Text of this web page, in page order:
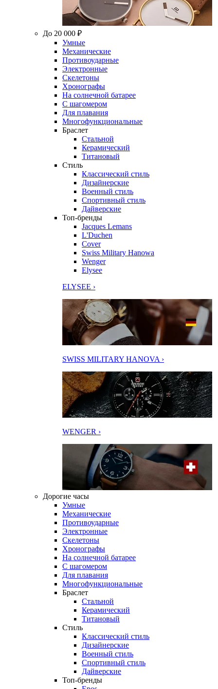
До 20 000 ₽
Умные
Механические
Противоударные
Электронные
Скелетоны
Хронографы
На солнечной батарее
С шагомером
Для плавания
Многофункциональные
Браслет
Стальной
Керамический
Титановый
Стиль
Классический стиль
Дизайнерские
Военный стиль
Спортивный стиль
Дайверские
Топ-бренды
Jacques Lemans
L'Duchen
Cover
Swiss Military Hanowa
Wenger
Elysee
ELYSEE ›
SWISS MILITARY HANOVA ›
WENGER ›
Дорогие часы
Умные
Механические
Противоударные
Электронные
Скелетоны
Хронографы
На солнечной батарее
С шагомером
Для плавания
Многофункциональные
Браслет
Стальной
Керамический
Титановый
Стиль
Классический стиль
Дизайнерские
Военный стиль
Спортивный стиль
Дайверские
Топ-бренды